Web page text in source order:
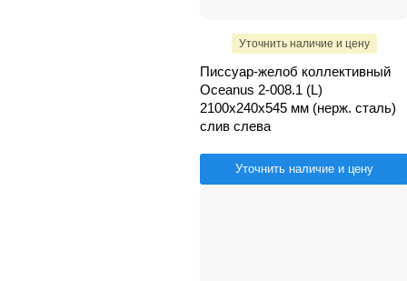
Уточнить наличие и цену
Писсуар-желоб коллективный
Oceanus 2-008.1 (L)
2100х240х545 мм (нерж. сталь)
слив слева
Уточнить наличие и цену